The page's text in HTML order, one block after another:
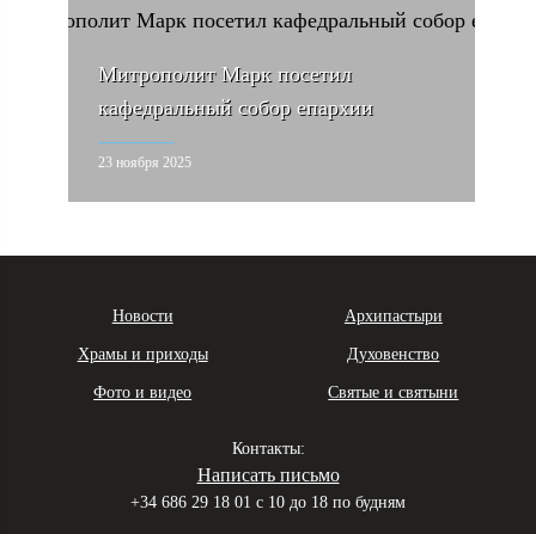
Митрополит Марк посетил
кафедральный собор епархии
23 ноября 2025
Новости Архипастыри
Храмы и приходы Духовенство
Фото и видео Святые и святыни
Контакты:
Написать письмо
+34 686 29 18 01 с 10 до 18 по будням